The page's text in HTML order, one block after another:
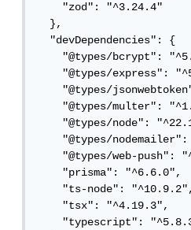
    "zod": "^3.24.4"
  },
  "devDependencies": {
    "@types/bcrypt": "^5.0.2",
    "@types/express": "^5.0.1",
    "@types/jsonwebtoken": "^9.0.9",
    "@types/multer": "^1.4.12",
    "@types/node": "^22.16.0",
    "@types/nodemailer": "^6.4.17",
    "@types/web-push": "^3.6.4",
    "prisma": "^6.6.0",
    "ts-node": "^10.9.2",
    "tsx": "^4.19.3",
    "typescript": "^5.8.3"